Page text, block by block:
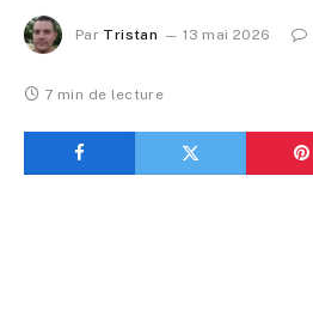
Par Tristan 13 mai 2026
7 min de lecture